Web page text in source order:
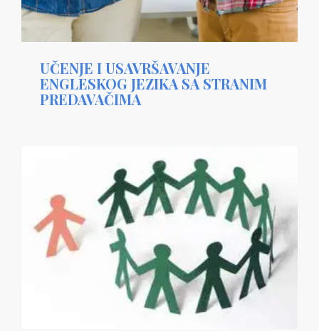
UČENJE I USAVRŠAVANJE
ENGLESKOG JEZIKA SA STRANIM
PREDAVAČIMA